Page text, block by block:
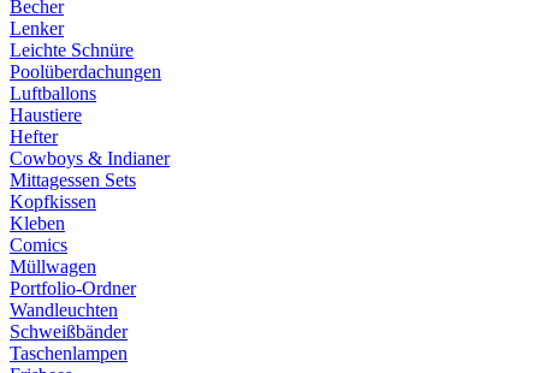
Becher
Lenker
Leichte Schnüre
Poolüberdachungen
Luftballons
Haustiere
Hefter
Cowboys & Indianer
Mittagessen Sets
Kopfkissen
Kleben
Comics
Müllwagen
Portfolio-Ordner
Wandleuchten
Schweißbänder
Taschenlampen